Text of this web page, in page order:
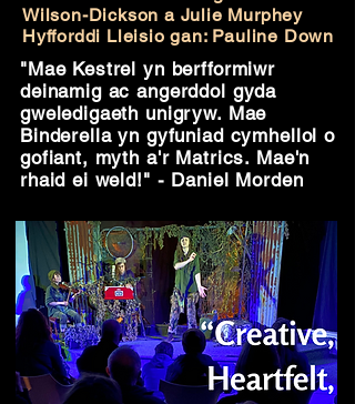
Wilson-Dickson a Julie Murphey
Hyfforddi Lleisio gan: Pauline Down
"Mae Kestrel yn berfformiwr
deinamig ac angerddol gyda
gweledigaeth unigryw. Mae
Binderella yn gyfuniad cymhellol o
gofiant, myth a'r Matrics. Mae'n
rhaid ei weld!" - Daniel Morden